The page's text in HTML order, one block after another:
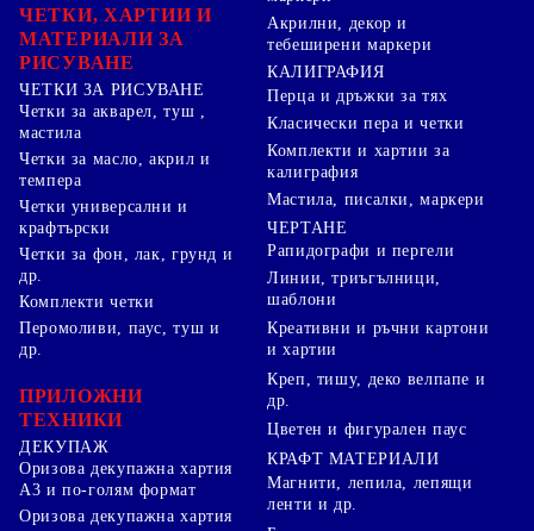
ЧЕТКИ, ХАРТИИ И
МАТЕРИАЛИ ЗА
РИСУВАНЕ
ЧЕТКИ ЗА РИСУВАНЕ
Четки за акварел, туш ,
мастила
Четки за масло, акрил и
темпера
Четки универсални и
крафтърски
Четки за фон, лак, грунд и
др.
Комплекти четки
Акрилни, декор и
тебеширени маркери
КАЛИГРАФИЯ
Перца и дръжки за тях
Класически пера и четки
Комплекти и хартии за
калиграфия
Мастила, писалки, маркери
ЧЕРТАНЕ
Рапидографи и пергели
Линии, триъгълници,
шаблони
Перомоливи, паус, туш и
др.
ПРИЛОЖНИ
ТЕХНИКИ
ДЕКУПАЖ
Оризова декупажна хартия
А3 и по-голям формат
Оризова декупажна хартия
Креативни и ръчни картони
и хартии
Креп, тишу, деко велпапе и
др.
Цветен и фигурален паус
КРАФТ МАТЕРИАЛИ
Магнити, лепила, лепящи
ленти и др.